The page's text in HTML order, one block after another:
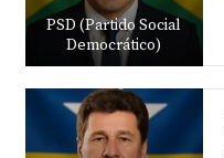
PSD (Partido Social
Democrático)